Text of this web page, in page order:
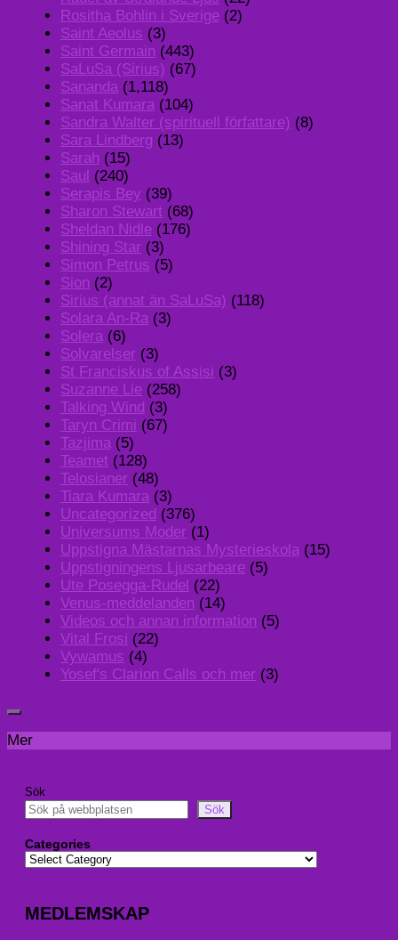
Rositha Bohlin i Sverige (2)
Saint Aeolus (3)
Saint Germain (443)
SaLuSa (Sirius) (67)
Sananda (1,118)
Sanat Kumara (104)
Sandra Walter (spirituell författare) (8)
Sara Lindberg (13)
Sarah (15)
Saul (240)
Serapis Bey (39)
Sharon Stewart (68)
Sheldan Nidle (176)
Shining Star (3)
Simon Petrus (5)
Sion (2)
Sirius (annat än SaLuSa) (118)
Solara An-Ra (3)
Solera (6)
Solvarelser (3)
St Franciskus of Assisi (3)
Suzanne Lie (258)
Talking Wind (3)
Taryn Crimi (67)
Tazjima (5)
Teamet (128)
Telosianer (48)
Tiara Kumara (3)
Uncategorized (376)
Universums Moder (1)
Uppstigna Mästarnas Mysterieskola (15)
Uppstigningens Ljusarbeare (5)
Ute Posegga-Rudel (22)
Venus-meddelanden (14)
Videos och annan information (5)
Vital Frosi (22)
Vywamus (4)
Yosef's Clarion Calls och mer (3)
Mer
Sök
Sök
Categories
MEDLEMSKAP